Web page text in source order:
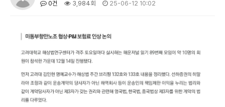
0건 3,984회 25-06-12 10:02